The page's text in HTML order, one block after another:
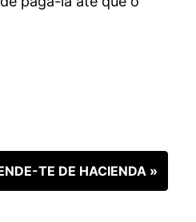
TE DE HACIENDA »